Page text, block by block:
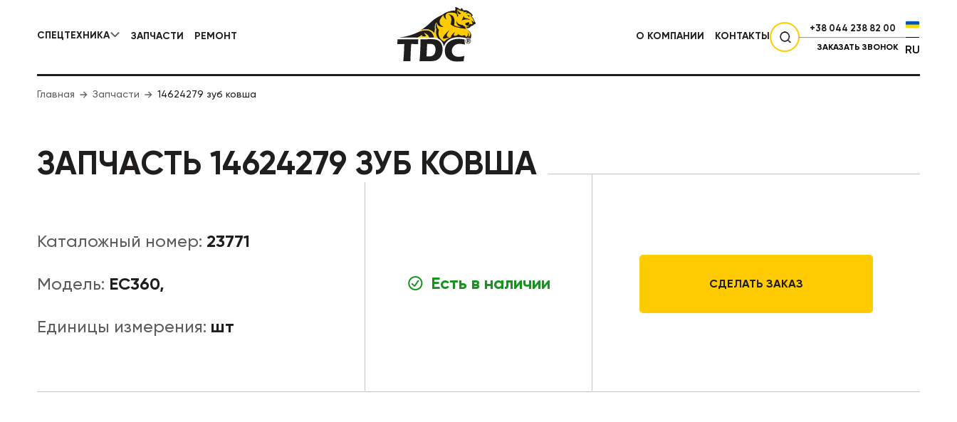
СПЕЦТЕХНИКА
КОММУНАЛЬНАЯ СПЕЦТЕХНИКА
ЗАПЧАСТИ РЕМОНТ О КОМПАНИИ КОНТАКТЫ
+38 044 238 82 00
ЗАКАЗАТЬ ЗВОНОК RU
Главная Запчасти 14624279 зуб ковша
ЗАПЧАСТЬ 14624279 ЗУБ КОВША
Каталожный номер: 23771
Модель: EC360,
Единицы измерения: шт
Есть в наличии СДЕЛАТЬ ЗАКАЗ